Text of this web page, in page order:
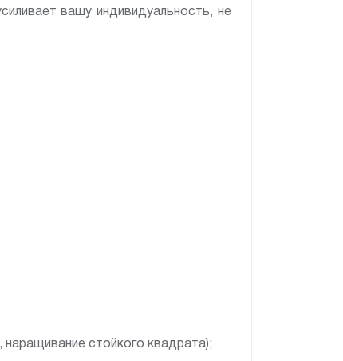
вашу индивидуальность, не
наращивание стойкого квадрата);